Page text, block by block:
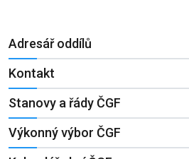
Adresář oddílů
Kontakt
Stanovy a řády ČGF
Výkonný výbor ČGF